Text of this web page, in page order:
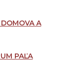
A
PAĽA